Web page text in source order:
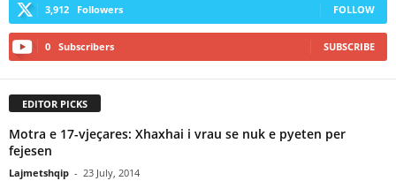
3,912 Followers FOLLOW
0 Subscribers SUBSCRIBE
EDITOR PICKS
Motra e 17-vjeçares: Xhaxhai i vrau se nuk e pyeten per
fejesen
Lajmetshqip - 23 July, 2014